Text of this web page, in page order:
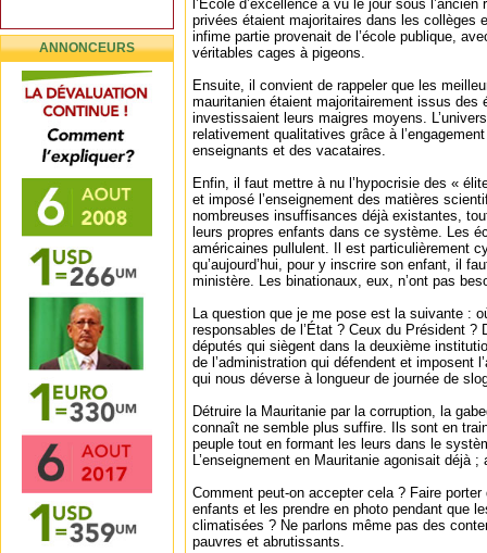
ANNONCEURS
l’École d’excellence a vu le jour sous
privées étaient majoritaires dans les collèges
infime partie provenait de l’école publique,
véritables cages à pigeons.
Ensuite, il convient de rappeler que les
mauritanien étaient majoritairement issus des
investissaient leurs maigres moyens.
relativement qualitatives grâce à
enseignants et des vacataires.
Enfin, il faut mettre à nu l’hypocrisie des «
et imposé l’enseignement des matières
nombreuses insuffisances déjà existantes,
leurs propres enfants dans ce système. Les
américaines pullulent. Il est particulièrement
qu’aujourd’hui, pour y inscrire son enfant, il
ministère. Les binationaux, eux, n’ont pas
La question que je me pose est la suivante :
responsables de l’État ? Ceux du Président ?
députés qui siègent dans la deuxième
de l’administration qui défendent et imposent
qui nous déverse à longueur de journée de
Détruire la Mauritanie par la corruption, la
connaît ne semble plus suffire. Ils sont en
peuple tout en formant les leurs dans le
L’enseignement en Mauritanie agonisait déjà ;
Comment peut-on accepter cela ? Faire
enfants et les prendre en photo pendant que
climatisées ? Ne parlons même pas des
pauvres et abrutissants.